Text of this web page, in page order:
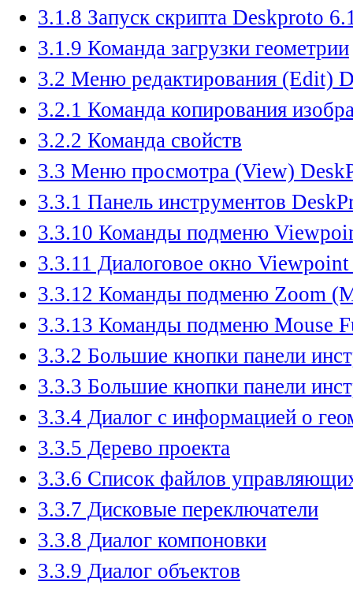
3.1.8 Запуск скрипта Deskproto
3.1.9 Команда загрузки геометрии
3.2 Меню редактирования (Edit)
3.2.1 Команда копирования
3.2.2 Команда свойств
3.3 Меню просмотра (View)
3.3.1 Панель инструментов
3.3.10 Команды подменю
3.3.11 Диалоговое окно Viewpoint
3.3.12 Команды подменю Zoom
3.3.13 Команды подменю Mouse
3.3.2 Большие кнопки панели
3.3.3 Большие кнопки панели
3.3.4 Диалог с информацией о
3.3.5 Дерево проекта
3.3.6 Список файлов
3.3.7 Дисковые переключатели
3.3.8 Диалог компоновки
3.3.9 Диалог объектов